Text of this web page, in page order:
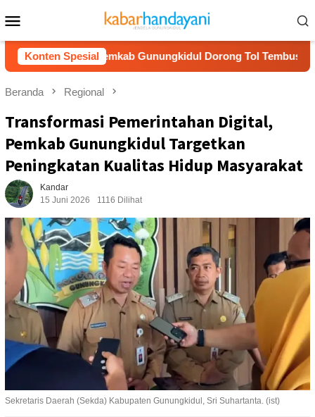
ke
kontenMobile
Konten Spesial
Pemkab Gunungkidul Dorong Tol Tembus
Beranda Regional
Transformasi Pemerintahan Digital,
Pemkab Gunungkidul Targetkan
Peningkatan Kualitas Hidup Masyarakat
Kandar
15 Juni 2026
1116 Dilihat
Sekretaris Daerah (Sekda) Kabupaten Gunungkidul, Sri Suhartanta. (ist)